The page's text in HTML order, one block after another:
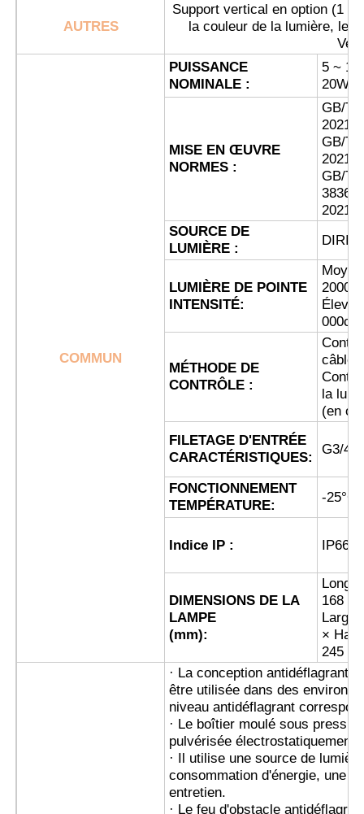
Produits
Demande de soumission
Lumière anti-déflagrante d'alarme
ventilateur antidéflagrant
interrupteur antidéflagrant
Glandes de câbles à l'épreuve des explosions
prise et prise anti-déflagrantes
AUTRES
Support vertical en option (1
la couleur de la lumière, le
COMMUN
PUISSANCE
NOMINALE :
5 ~ 10
20W ;
MISE EN ŒUVRE
NORMES :
GB/T
2021 ;
GB/T
2021 ;
GB/T
2021
SOURCE DE
LUMIÈRE :
LUMIÈRE DE POINTE
INTENSITÉ:
Élevé
MÉTHODE DE
CONTRÔLE :
la
(en
FILETAGE D'ENTRÉE
CARACTÉRISTIQUES:
G3/4
FONCTIONNEMENT
TEMPÉRATURE:
-
Indice IP : IP66
DIMENSIONS DE LA
LAMPE
(mm):
168 ×
×
245
· La conception
être utilisée dans des
niveau antidéflagrant
· Le boîtier moulé sous
pulvérisée électrostatiquement
· Il utilise une source de
consommation d'énergie, une
entretien.
· Le feu d'obstacle